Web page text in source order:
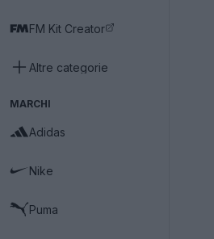
FM Kit Creator
Altre categorie
MARCHI
Adidas
Nike
Puma